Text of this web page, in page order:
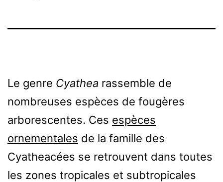
Le genre Cyathea rassemble de
nombreuses espèces de fougères
arborescentes. Ces espèces
ornementales de la famille des
Cyatheacées se retrouvent dans toutes
les zones tropicales et subtropicales